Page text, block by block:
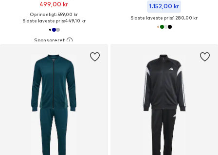
499,00 kr
Oprindeligt: 559,00 kr
Sidste laveste pris:449,10 kr
1.152,00 kr
Sidste laveste pris:1.280,00 kr